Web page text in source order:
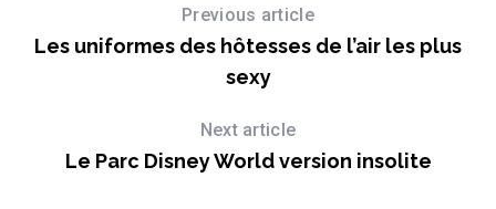
Previous article
Les uniformes des hôtesses de l’air les plus
sexy
Next article
Le Parc Disney World version insolite